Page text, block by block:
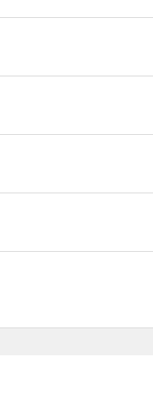
justo al lado del
y del exclusivo